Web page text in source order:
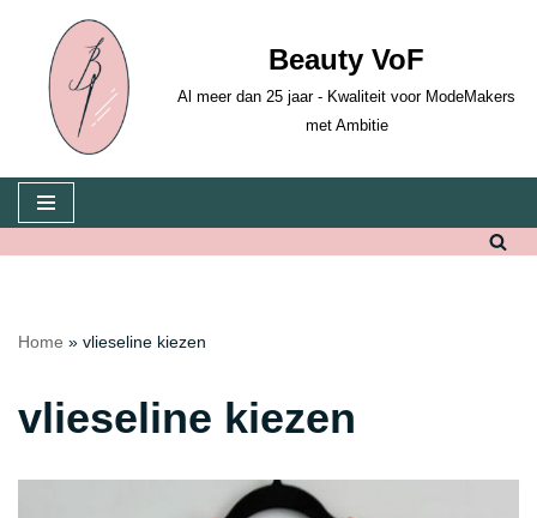
naar
inhoud
Beauty VoF
Al meer dan 25 jaar - Kwaliteit voor ModeMakers
met Ambitie
Home » vlieseline kiezen
vlieseline kiezen